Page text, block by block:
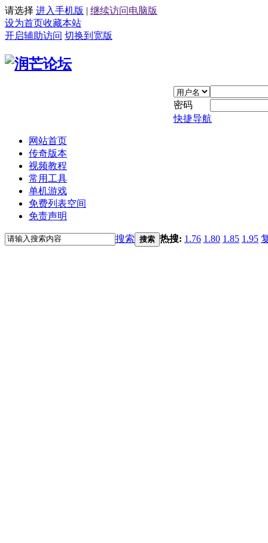
请选择 进入手机版 | 继续访问电脑版
设为首页收藏本站
开启辅助访问 切换到宽版
密码
快捷导航
网站首页
传奇版本
视频教程
常用工具
单机游戏
免费列表空间
免责声明
搜索 搜索 热搜: 1.76 1.80 1.85 1.95